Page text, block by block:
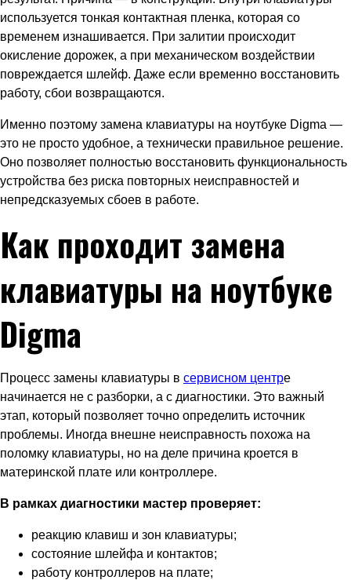
используется тонкая контактная пленка, которая со
временем изнашивается. При залитии происходит
окисление дорожек, а при механическом воздействии
повреждается шлейф. Даже если временно восстановить
работу, сбои возвращаются.
Именно поэтому замена клавиатуры на ноутбуке Digma —
это не просто удобное, а технически правильное решение.
Оно позволяет полностью восстановить функциональность
устройства без риска повторных неисправностей и
непредсказуемых сбоев в работе.
Как проходит замена
клавиатуры на ноутбуке
Digma
Процесс замены клавиатуры в сервисном центре
начинается не с разборки, а с диагностики. Это важный
этап, который позволяет точно определить источник
проблемы. Иногда внешне неисправность похожа на
поломку клавиатуры, но на деле причина кроется в
материнской плате или контроллере.
В рамках диагностики мастер проверяет:
реакцию клавиш и зон клавиатуры;
состояние шлейфа и контактов;
работу контроллеров на плате;